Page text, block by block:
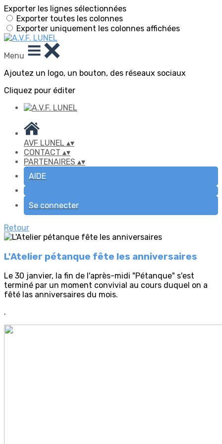
Exporter les lignes sélectionnées
Exporter toutes les colonnes
Exporter uniquement les colonnes affichées
Menu
Ajoutez un logo, un bouton, des réseaux sociaux
Cliquez pour éditer
AVF LUNEL ▴▾
CONTACT ▴▾
PARTENAIRES ▴▾
AIDE
Se connecter
Retour
L'Atelier pétanque fête les anniversaires
Le 30 janvier, la fin de l'après-midi "Pétanque" s'est
terminé par un moment convivial au cours duquel on a
fêté las anniversaires du mois.
.